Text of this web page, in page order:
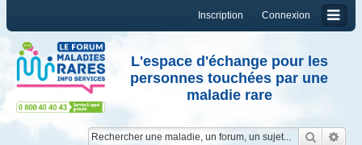
Connexion
Inscription
L'espace d'échange pour les
personnes touchées par une
maladie rare